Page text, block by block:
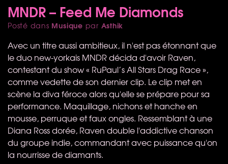
MNDR – Feed Me Diamonds
Posté dans Musique par Asthik
Avec un titre aussi ambitieux, il n'est pas étonnant que
le duo new-yorkais MNDRdécida d'avoir Raven,
contestant du show « RuPaul’s All Stars Drag Race »,
comme vedette de son dernier clip. Le clip met en
scène la diva féroce alors qu'elle se prépare pour sa
performance. Maquillage, nichons et hanche en
mousse, perruque et faux ongles. Ressemblant à une
Diana Ross dorée, Raven double l'addictive chanson
du groupe indie, commandant avec puissance qu'on
la nourrisse de diamants.